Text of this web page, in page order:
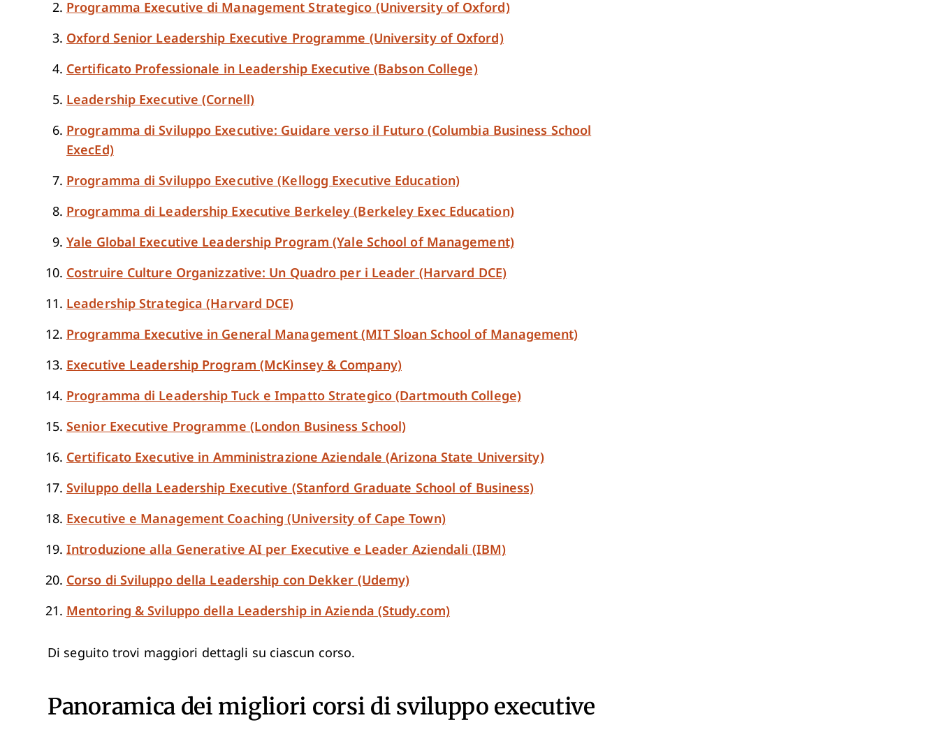
Programma Executive di Management Strategico (University of Oxford)
Oxford Senior Leadership Executive Programme (University of Oxford)
Certificato Professionale in Leadership Executive (Babson College)
Leadership Executive (Cornell)
Programma di Sviluppo Executive: Guidare verso il Futuro (Columbia Business School
ExecEd)
Programma di Sviluppo Executive (Kellogg Executive Education)
Programma di Leadership Executive Berkeley (Berkeley Exec Education)
Yale Global Executive Leadership Program (Yale School of Management)
Costruire Culture Organizzative: Un Quadro per i Leader (Harvard DCE)
Leadership Strategica (Harvard DCE)
Programma Executive in General Management (MIT Sloan School of Management)
Executive Leadership Program (McKinsey & Company)
Programma di Leadership Tuck e Impatto Strategico (Dartmouth College)
Senior Executive Programme (London Business School)
Certificato Executive in Amministrazione Aziendale (Arizona State University)
Sviluppo della Leadership Executive (Stanford Graduate School of Business)
Executive e Management Coaching (University of Cape Town)
Introduzione alla Generative AI per Executive e Leader Aziendali (IBM)
Corso di Sviluppo della Leadership con Dekker (Udemy)
Mentoring & Sviluppo della Leadership in Azienda (Study.com)
Di seguito trovi maggiori dettagli su ciascun corso.
Panoramica dei migliori corsi di sviluppo executive